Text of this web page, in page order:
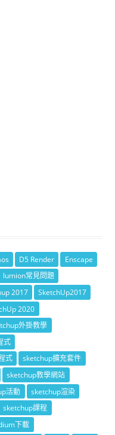
D5 Render
Enscape
lumion常見問題
2017
SketchUp2017
2020
外掛教學
式
式
sketchup擴充套件
sketchup教學網站
活動
sketchup渲染
sketchup課程
下載